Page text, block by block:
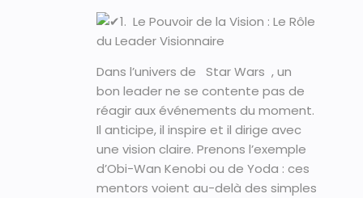
1. Le Pouvoir de la Vision : Le Rôle
du Leader Visionnaire
Dans l’univers de Star Wars , un
bon leader ne se contente pas de
réagir aux événements du moment.
Il anticipe, il inspire et il dirige avec
une vision claire. Prenons l’exemple
d’Obi-Wan Kenobi ou de Yoda : ces
mentors voient au-delà des simples